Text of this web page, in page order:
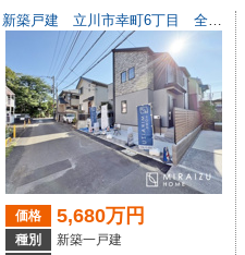
新築戸建 立川市幸町6丁目 全1棟
価格 5,680万円
種別
新築一戸建